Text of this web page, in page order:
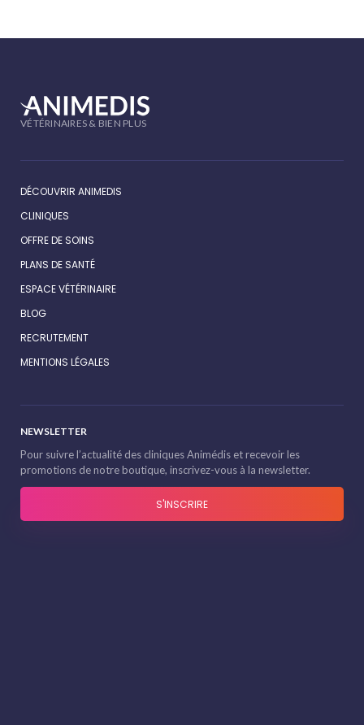
VÉTÉRINAIRES & BIEN PLUS
DÉCOUVRIR ANIMEDIS
CLINIQUES
OFFRE DE SOINS
PLANS DE SANTÉ
ESPACE VÉTÉRINAIRE
BLOG
RECRUTEMENT
MENTIONS LÉGALES
NEWSLETTER
Pour suivre l’actualité des cliniques Animédis et recevoir les
promotions de notre boutique, inscrivez-vous à la newsletter.
S'INSCRIRE